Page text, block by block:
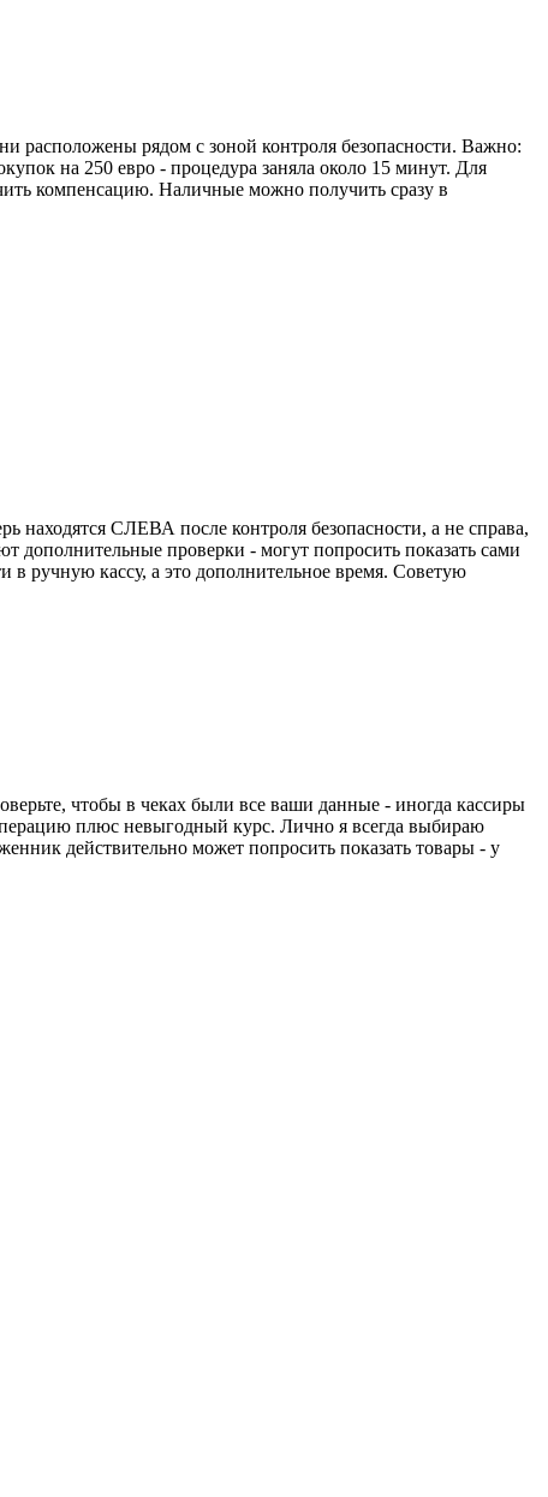
расположены рядом с зоной контроля безопасности. Важно:
на 250 евро - процедура заняла около 15 минут. Для
компенсацию. Наличные можно получить сразу в
СЛЕВА после контроля безопасности, а не справа,
дополнительные проверки - могут попросить показать сами
ручную кассу, а это дополнительное время. Советую
чтобы в чеках были все ваши данные - иногда кассиры
плюс невыгодный курс. Лично я всегда выбираю
действительно может попросить показать товары - у